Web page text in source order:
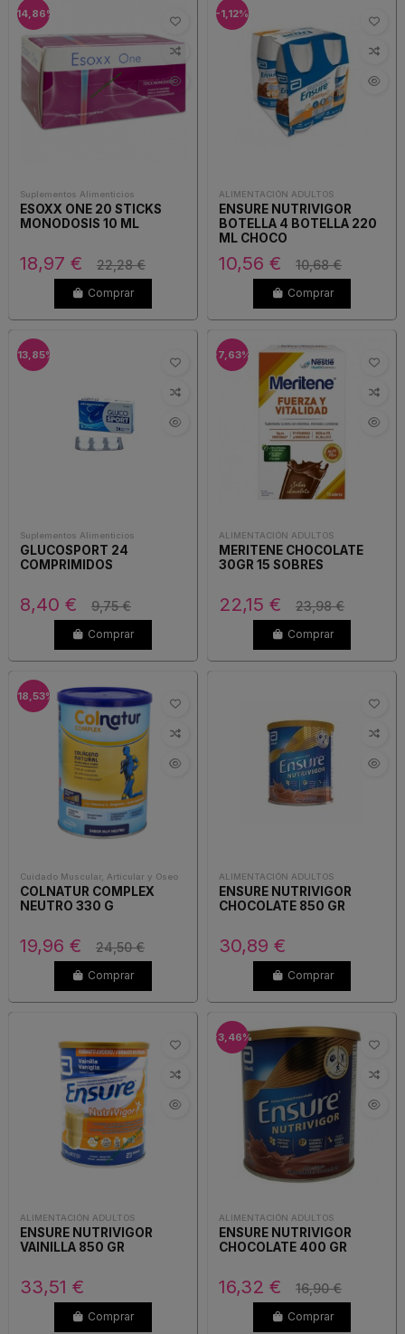
-14,86%
Suplementos Alimenticios
ESOXX ONE 20 STICKS
MONODOSIS 10 ML
18,97 € 22,28 €
Comprar
-1,12%
ALIMENTACIÓN ADULTOS
ENSURE NUTRIVIGOR
BOTELLA 4 BOTELLA 220
ML CHOCO
10,56 € 10,68 €
Comprar
-13,85%
Suplementos Alimenticios
GLUCOSPORT 24
COMPRIMIDOS
8,40 € 9,75 €
Comprar
-7,63%
ALIMENTACIÓN ADULTOS
MERITENE CHOCOLATE
30GR 15 SOBRES
22,15 € 23,98 €
Comprar
-18,53%
Cuidado Muscular, Articular y Oseo
COLNATUR COMPLEX
NEUTRO 330 G
19,96 € 24,50 €
Comprar
ALIMENTACIÓN ADULTOS
ENSURE NUTRIVIGOR
CHOCOLATE 850 GR
30,89 €
Comprar
ALIMENTACIÓN ADULTOS
ENSURE NUTRIVIGOR
VAINILLA 850 GR
33,51 €
Comprar
-3,46%
ALIMENTACIÓN ADULTOS
ENSURE NUTRIVIGOR
CHOCOLATE 400 GR
16,32 € 16,90 €
Comprar